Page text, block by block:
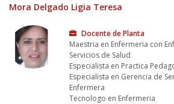
Mora Delgado Ligia Teresa
Docente de Planta
Maestria en Enfermeria con
Servicios de Salud
Especialista en Practica
Especialista en Gerencia de
Enfermera
Tecnologo en Enfermeria